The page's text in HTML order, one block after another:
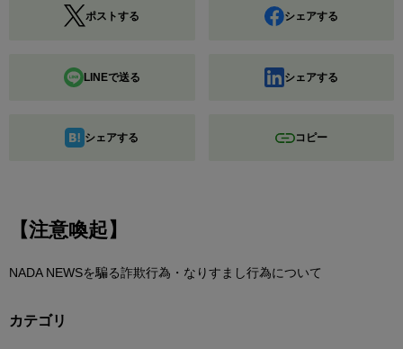
ポストする シェアする
LINEで送る シェアする
シェアする コピー
【注意喚起】
NADA NEWSを騙る詐欺行為・なりすまし行為について
カテゴリ